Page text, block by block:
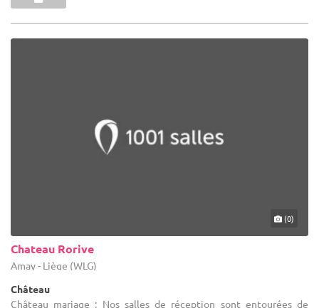
(0)
Chateau Rorive
Amay - Liège (WLG)
Château
Château mariage : Nos salles de réception sont entourées de